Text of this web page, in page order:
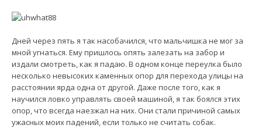
Дней через пять я так насобачился, что мальчишка не мог за
мной угнаться. Ему пришлось опять залезать на забор и
издали смотреть, как я падаю. В одном конце переулка было
несколько невысоких каменных опор для перехода улицы на
расстоянии ярда одна от другой. Даже после того, как я
научился ловко управлять своей машиной, я так боялся этих
опор, что всегда наезжал на них. Они стали причиной самых
ужасных моих падений, если только не считать собак.